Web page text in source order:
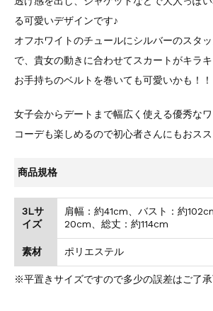
る可愛いデザインです♪
オフホワイトのチュールにシルバーのスタ
で、貴女の動きに合わせてスカートがキラキ
お手持ちのベルトを巻いても可愛いかも！！
女子会からデートまで幅広く使える優秀な
コーデも楽しめるので初心者さんにもおス
商品規格
3Lサ
イズ
肩幅：約41cm、バスト：約
20cm、総丈：約114cm
素材 ポリエステル
※平置きサイズですので多少の誤差はご了承